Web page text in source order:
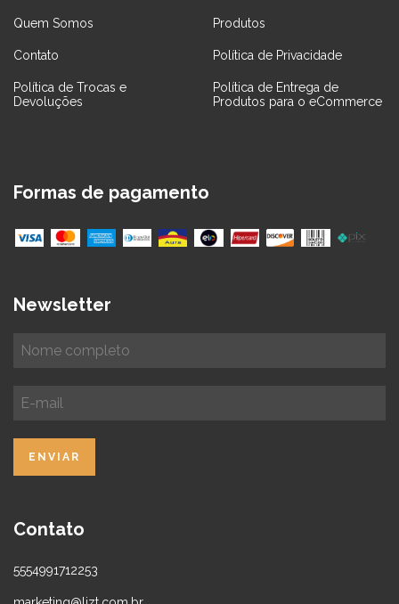
Quem Somos Produtos
Contato Política de Privacidade
Política de Trocas e
Devoluções
Política de Entrega de
Produtos para o eCommerce
Formas de pagamento
Newsletter
Contato
5554991712253